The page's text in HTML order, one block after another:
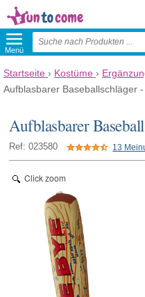
Menü
Startseite › Kostüme ›
Aufblasbarer Baseballschläger
Aufblasbarer
Ref: 023580 13
Click zoom